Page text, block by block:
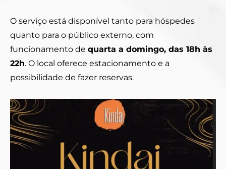
O serviço está disponível tanto para hóspedes
quanto para o público externo, com
funcionamento de quarta a domingo, das 18h às
22h. O local oferece estacionamento e a
possibilidade de fazer reservas.